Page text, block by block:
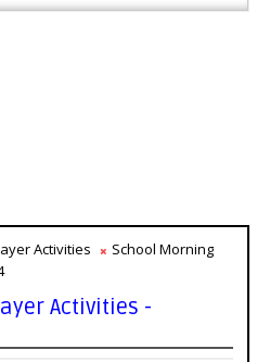
Activities
School Morning
Activities -